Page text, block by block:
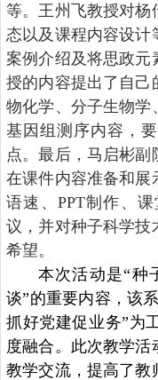
等。王州飞教授对杨
态以及课程内容设
案例介绍及将思政元
授的内容提出了自己
物化学、分子生物学
基因组测序内容，
点。最后，马启彬副
在课件内容准备和展
语速、 PPT制作、课
议，并对种子科学技
希望。
本次活动是“种
谈”的重要内容，该
抓好党建促业务”为
度融合。此次教学
教学交流，提高了教